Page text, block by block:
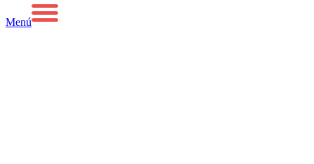
Menú